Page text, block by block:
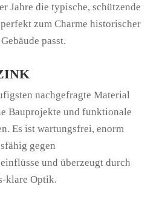
Jahre die typische, schützende
zum Charme historischer
passt.
nachgefragte Material
Bauprojekte und funktionale
Es ist wartungsfrei, enorm
gegen
und überzeugt durch
klare Optik.